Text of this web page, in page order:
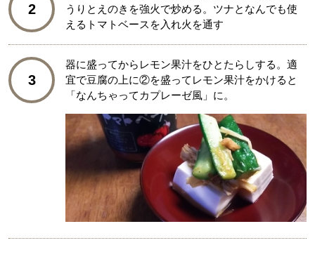
2
うりとえのきを強火で炒める。ツナとなんでも使
えるトマトベースを入れ火を通す
3
器に盛ってからレモン果汁をひとたらしする。適
宜で豆腐の上に②を盛ってレモン果汁をかけると
「なんちゃってカプレーゼ風」に。